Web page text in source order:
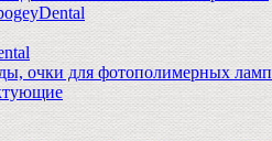
очки для фотополимерных ламп